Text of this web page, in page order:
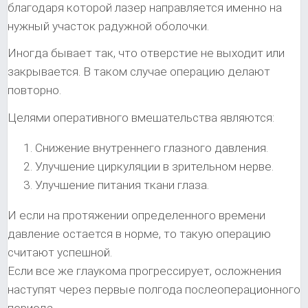
благодаря которой лазер направляется именно на
нужный участок радужной оболочки.
Иногда бывает так, что отверстие не выходит или
закрывается. В таком случае операцию делают
повторно.
Целями оперативного вмешательства являются:
Снижение внутреннего глазного давления.
Улучшение циркуляции в зрительном нерве.
Улучшение питания ткани глаза.
И если на протяжении определенного времени
давление остается в норме, то такую операцию
считают успешной.
Если все же глаукома прогрессирует, осложнения
наступят через первые полгода послеоперационного